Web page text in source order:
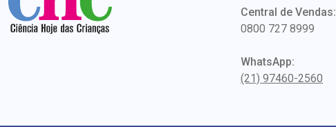
Central de Vendas:
0800 727 8999
WhatsApp:
(21) 97460-2560